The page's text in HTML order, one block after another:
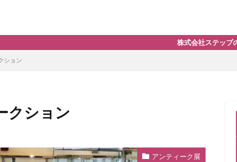
株式会社ステップの展示会、イベン
ション
クション
アンティーク展